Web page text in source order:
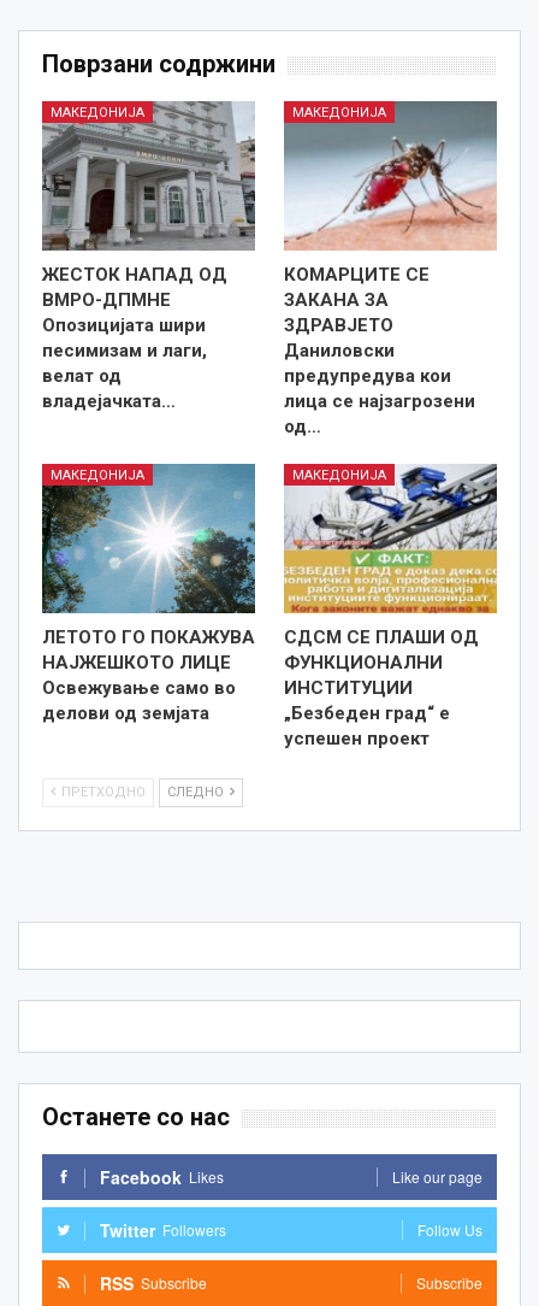
Поврзани содржини
МАКЕДОНИЈА
ЖЕСТОК НАПАД ОД
ВМРО-ДПМНЕ
Опозицијата шири
песимизам и лаги,
велат од
владејачката…
МАКЕДОНИЈА
КОМАРЦИТЕ СЕ
ЗАКАНА ЗА
ЗДРАВЈЕТО
Даниловски
предупредува кои
лица се најзагрозени
од…
МАКЕДОНИЈА
ЛЕТОТО ГО ПОКАЖУВА
НАЈЖЕШКОТО ЛИЦE
Освежување само во
делови од земјата
МАКЕДОНИЈА
СДСМ СЕ ПЛАШИ ОД
ФУНКЦИОНАЛНИ
ИНСТИТУЦИИ
„Безбеден град“ е
успешен проект
ПРЕТХОДНО СЛЕДНО
Останете со нас
Facebook Likes Like our page
Twitter Followers Follow Us
RSS Subscribe Subscribe